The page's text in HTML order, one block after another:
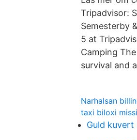
Tripadvisor:
Semesterby
5 at
Camping
survival and
Narhalsan
taxi biloxi
Guld kuvert